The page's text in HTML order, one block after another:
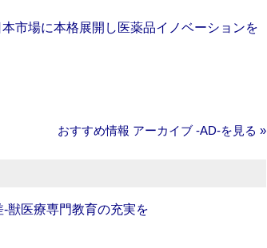
市場に本格展開し医薬品イノベーションを
おすすめ情報 アーカイブ ‐AD‐を見る »
獣医療専門教育の充実を